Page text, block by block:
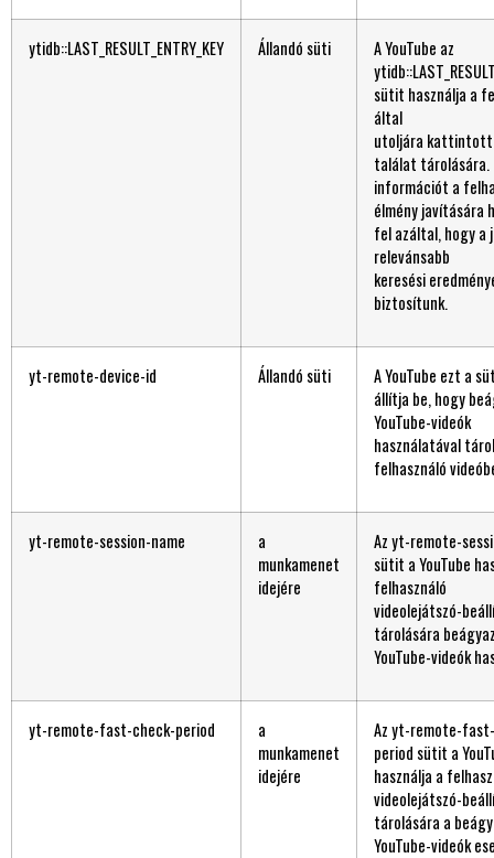
ytidb::LAST_RESULT_ENTRY_KEY Állandó süti
A YouTube az
sütit használja a
által
utoljára kattintott
találat tárolására.
információt a
élmény javítására
fel azáltal, hogy a
relevánsabb
keresési
biztosítunk.
yt-remote-device-id Állandó süti
A YouTube ezt a
állítja be, hogy
YouTube-videók
használatával
felhasználó
yt-remote-session-name
a
munkamenet
idejére
Az yt-remote-
sütit a YouTube
felhasználó
videolejátszó-
tárolására
YouTube-videók
yt-remote-fast-check-period
a
munkamenet
idejére
Az yt-remote-
period sütit a
használja a
videolejátszó-
tárolására a
YouTube-videók